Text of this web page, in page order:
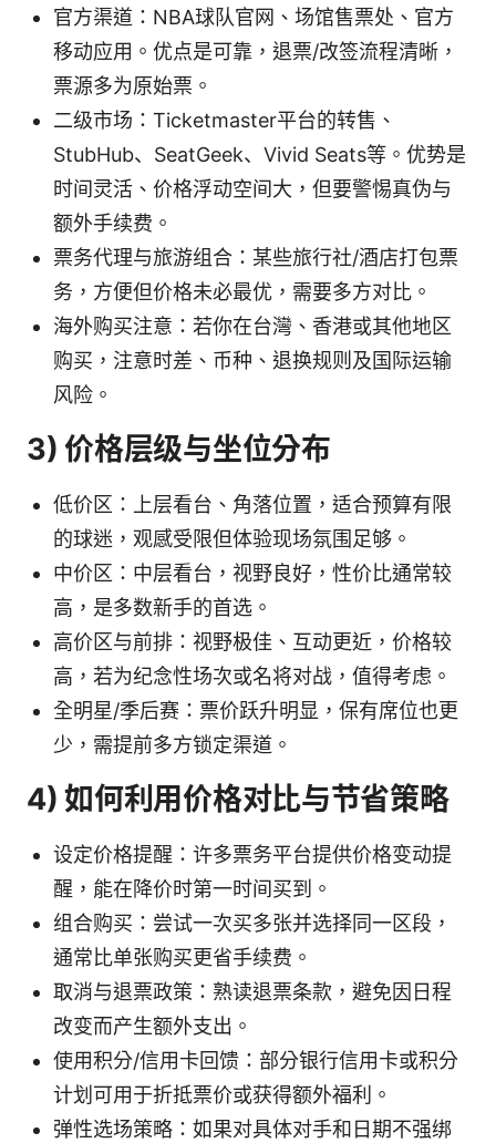
官方渠道：NBA球队官网、场馆售票处、官方
移动应用。优点是可靠，退票/改签流程清晰，
票源多为原始票。
二级市场：Ticketmaster平台的转售、
StubHub、SeatGeek、Vivid Seats等。优势是
时间灵活、价格浮动空间大，但要警惕真伪与
额外手续费。
票务代理与旅游组合：某些旅行社/酒店打包票
务，方便但价格未必最优，需要多方对比。
海外购买注意：若你在台灣、香港或其他地区
购买，注意时差、币种、退换规则及国际运输
风险。
3) 价格层级与坐位分布
低价区：上层看台、角落位置，适合预算有限
的球迷，观感受限但体验现场氛围足够。
中价区：中层看台，视野良好，性价比通常较
高，是多数新手的首选。
高价区与前排：视野极佳、互动更近，价格较
高，若为纪念性场次或名将对战，值得考虑。
全明星/季后赛：票价跃升明显，保有席位也更
少，需提前多方锁定渠道。
4) 如何利用价格对比与节省策略
设定价格提醒：许多票务平台提供价格变动提
醒，能在降价时第一时间买到。
组合购买：尝试一次买多张并选择同一区段，
通常比单张购买更省手续费。
取消与退票政策：熟读退票条款，避免因日程
改变而产生额外支出。
使用积分/信用卡回馈：部分银行信用卡或积分
计划可用于折抵票价或获得额外福利。
弹性选场策略：如果对具体对手和日期不强绑